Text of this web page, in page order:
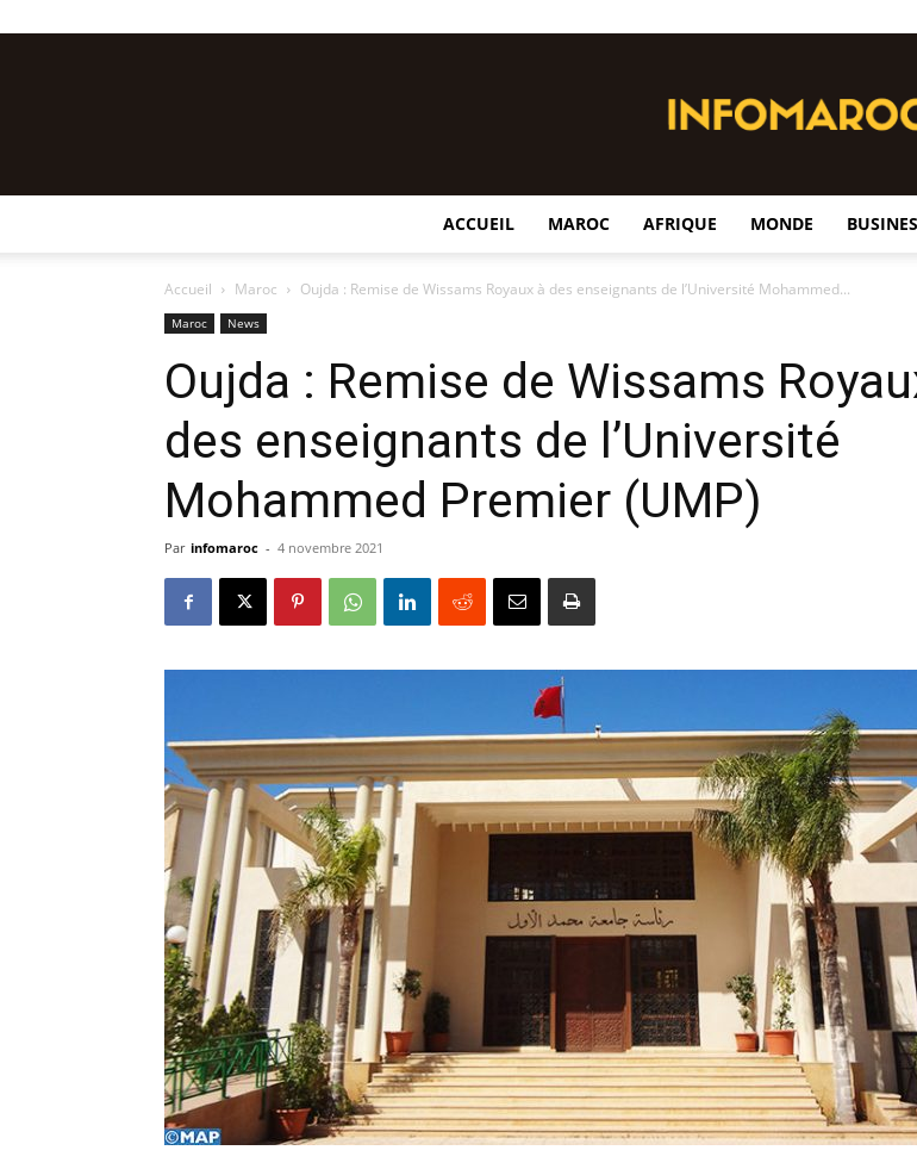
ACCUEIL MAROC AFRIQUE MONDE
Accueil Maroc Oujda : Remise de Wissams Royaux à des enseignants de l’Université Mohammed...
Maroc News
Oujda : Remise de Wissams
des enseignants de l’Université
Mohammed Premier (UMP)
Par infomaroc - 4 novembre 2021